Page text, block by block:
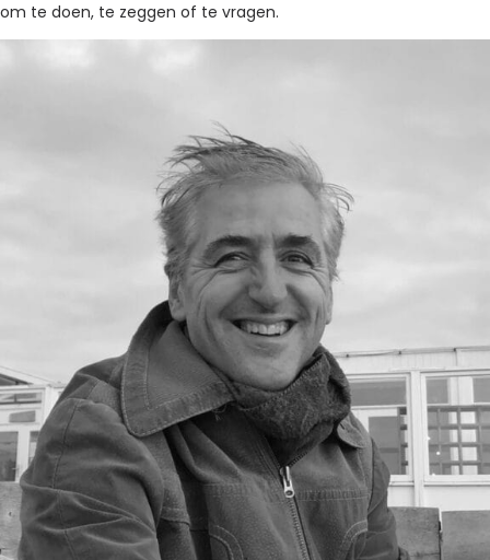
om te doen, te zeggen of te vragen.